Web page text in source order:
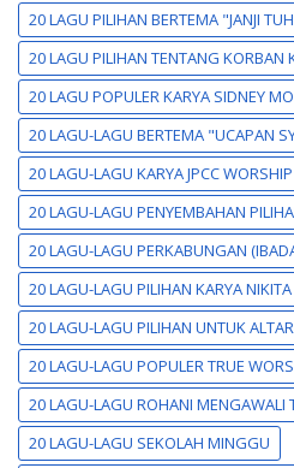
20 LAGU PILIHAN BERTEMA "JANJI
20 LAGU PILIHAN TENTANG KORBAN
20 LAGU POPULER KARYA SIDNEY
20 LAGU-LAGU BERTEMA "UCAPAN
20 LAGU-LAGU KARYA JPCC WORSHIP
20 LAGU-LAGU PENYEMBAHAN
20 LAGU-LAGU PERKABUNGAN
20 LAGU-LAGU PILIHAN KARYA NIKITA
20 LAGU-LAGU PILIHAN UNTUK
20 LAGU-LAGU POPULER TRUE
20 LAGU-LAGU ROHANI MENGAWALI
20 LAGU-LAGU SEKOLAH MINGGU